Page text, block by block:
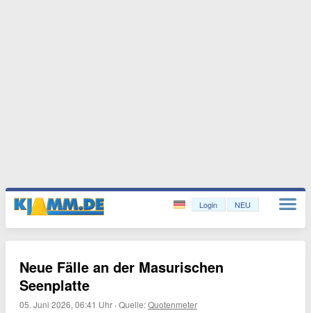
Login NEU
Neue Fälle an der Masurischen
Seenplatte
05. Juni 2026, 06:41 Uhr ·Quelle:Quotenmeter